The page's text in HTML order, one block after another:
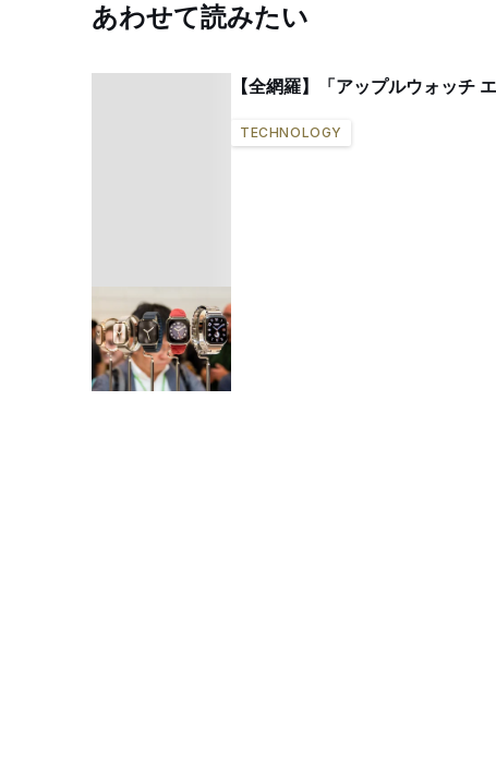
あわせて読みたい
【全網羅】「アップルウォッチ
TECHNOLOGY